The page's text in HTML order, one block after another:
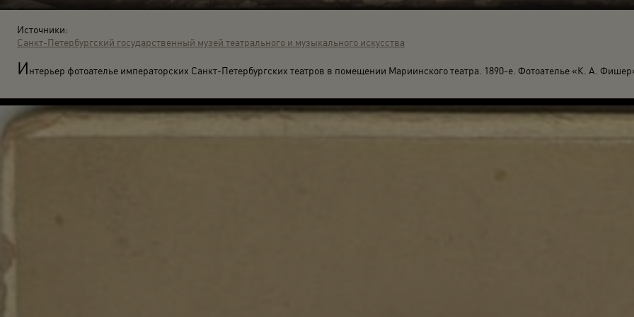
Источники:
Санкт-Петербургский государственный музей театрального и музыкального искусства
Интерьер фотоателье императорских Санкт-Петербургских театров в помещении Мариинского театра. 1890-е. Фотоателье «К. А.